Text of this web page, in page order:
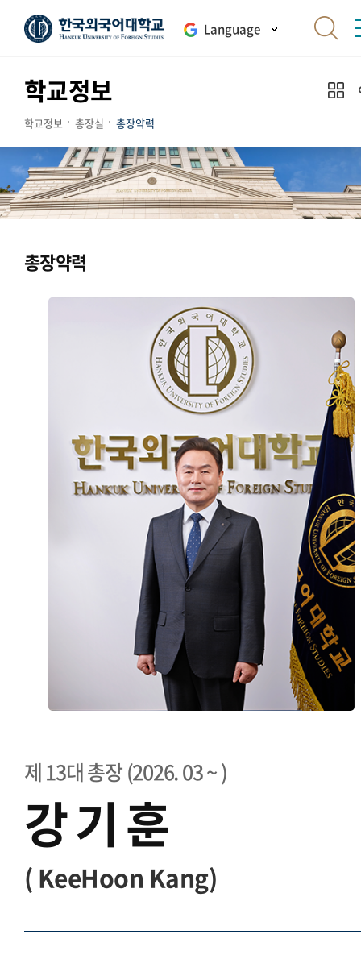
Language
학교정보
학교정보 총장실 총장약력
총장약력
제 13대 총장 (2026. 03 ~ )
강 기 훈
( KeeHoon Kang)